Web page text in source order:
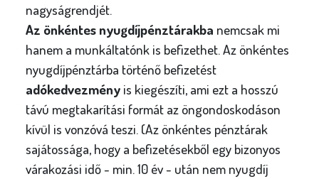
nagyságrendjét.
Az önkéntes nyugdíjpénztárakba nemcsak mi
hanem a munkáltatónk is befizethet. Az önkéntes
nyugdíjpénztárba történő befizetést
adókedvezményis kiegészíti, ami ezt a hosszú
távú megtakarítási formát az öngondoskodáson
kívül is vonzóvá teszi. (Az önkéntes pénztárak
sajátossága, hogy a befizetésekből egy bizonyos
várakozási idő - min. 10 év - után nem nyugdíj